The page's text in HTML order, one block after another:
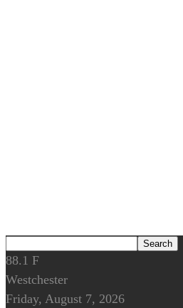
88.1 F
Westchester
Friday, August 7, 2026